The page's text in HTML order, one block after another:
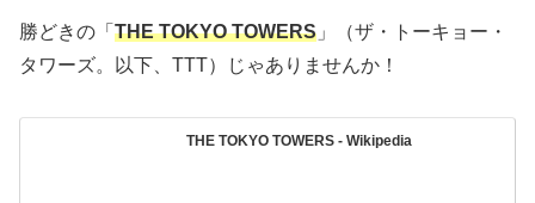
勝どきの「 THE TOKYO TOWERS 」（ザ・トーキョー・
タワーズ。以下、TTT）じゃありませんか！
THE TOKYO TOWERS - Wikipedia